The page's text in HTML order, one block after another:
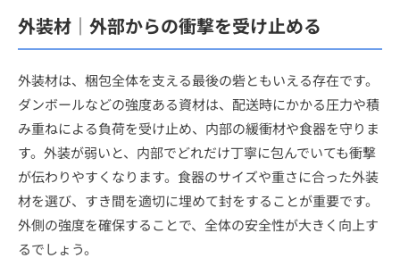
外装材｜外部からの衝撃を受け止める
外装材は、梱包全体を支える最後の砦ともいえる存在です。
ダンボールなどの強度ある資材は、配送時にかかる圧力や積
み重ねによる負荷を受け止め、内部の緩衝材や食器を守りま
す。外装が弱いと、内部でどれだけ丁寧に包んでいても衝撃
が伝わりやすくなります。食器のサイズや重さに合った外装
材を選び、すき間を適切に埋めて封をすることが重要です。
外側の強度を確保することで、全体の安全性が大きく向上す
るでしょう。